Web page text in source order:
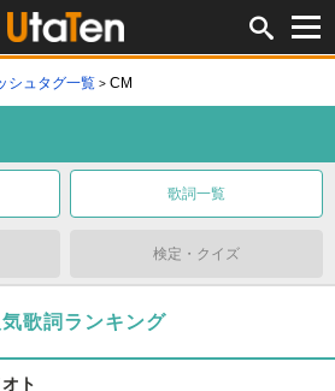
シュタグ一覧 CM
歌詞一覧
検定・クイズ
歌詞ランキング
ト